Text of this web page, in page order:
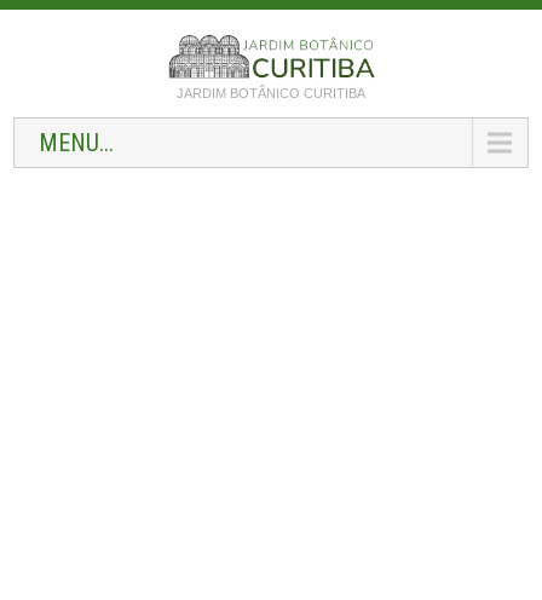
JARDIM BOTÂNICO CURITIBA
MENU...